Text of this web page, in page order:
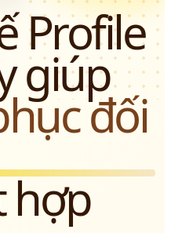
Profile
giúp
đối
hợp